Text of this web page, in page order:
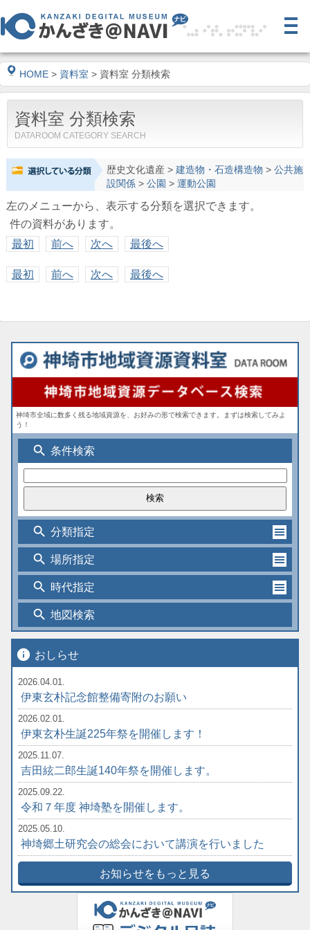
HOME > 資料室 > 資料室 分類検索
資料室 分類検索
DATAROOM CATEGORY SEARCH
歴史文化遺産> 建造物・石造構造物 > 公共施
設関係> 公園 > 運動公園
左のメニューから、表示する分類を選択できます。
件の資料があります。
最初
前へ 次へ 最後へ
最初 前へ 次へ 最後へ
神埼市全域に数多く残る地域資源を、お好みの形で検索できます。まずは検索してみよ
う！
search 条件検索
search 分類指定
search 場所指定
search 時代指定
search 地図検索
info おしらせ
2026.04.01.
伊東玄朴記念館整備寄附のお願い
2026.02.01.
伊東玄朴生誕225年祭を開催します！
2025.11.07.
吉田絃二郎生誕140年祭を開催します。
2025.09.22.
令和７年度 神埼塾を開催します。
2025.05.10.
神埼郷土研究会の総会において講演を行いました
お知らせをもっと見る